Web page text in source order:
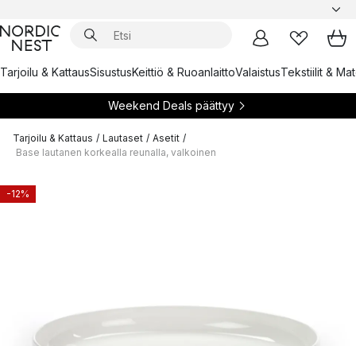
Tarjoilu & KattausSisustusKeittiö & RuoanlaittoValaistusTekstiilit &
Weekend Deals päättyy
Tarjoilu & Kattaus / Lautaset / Asetit /
Base lautanen korkealla reunalla, valkoinen
-12%